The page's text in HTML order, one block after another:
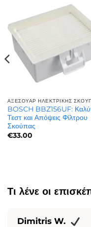
BOSCH BBZ156UF:
Τεστ και Απόψεις Φίλτρου
Σκούπας
€33.00
Τι λένε οι
Dimitris W.